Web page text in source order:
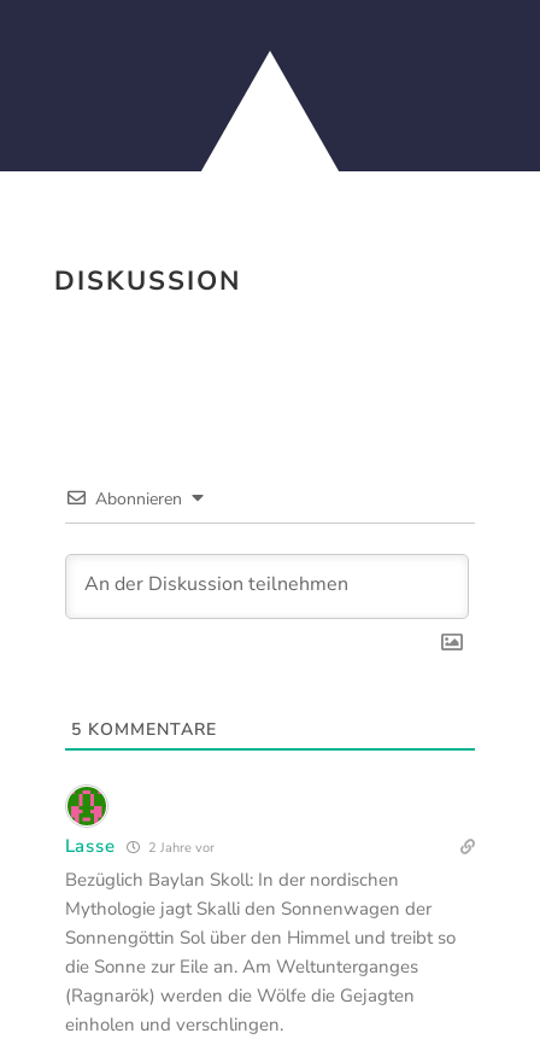
DISKUSSION
Abonnieren
5 KOMMENTARE
Lasse 2 Jahre vor
Bezüglich Baylan Skoll: In der nordischen
Mythologie jagt Skalli den Sonnenwagen der
Sonnengöttin Sol über den Himmel und treibt so
die Sonne zur Eile an. Am Weltunterganges
(Ragnarök) werden die Wölfe die Gejagten
einholen und verschlingen.